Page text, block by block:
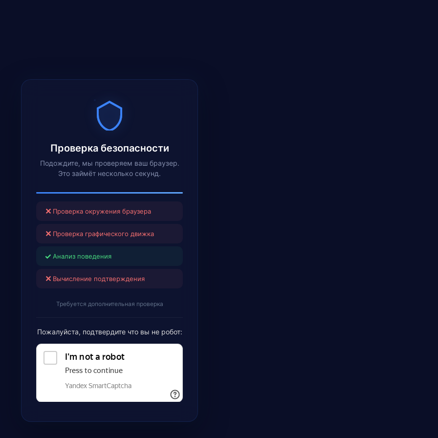
Проверка безопасности
Подождите, мы проверяем ваш браузер.
Это займёт несколько секунд.
✕ Проверка окружения браузера
✕ Проверка графического движка
✓ Анализ поведения
✕ Вычисление подтверждения
Требуется дополнительная проверка
Пожалуйста, подтвердите что вы не робот: